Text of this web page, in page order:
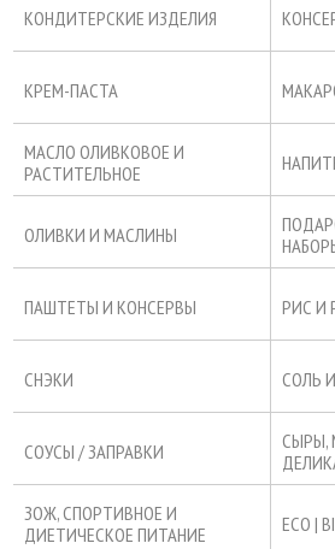
КОНДИТЕРСКИЕ ИЗДЕЛИЯ
КРЕМ-ПАСТА
МАСЛО ОЛИВКОВОЕ И
РАСТИТЕЛЬНОЕ
ОЛИВКИ И МАСЛИНЫ
ПАШТЕТЫ И КОНСЕРВЫ РИС И
СНЭКИ СОЛЬ
СОУСЫ / ЗАПРАВКИ
СЫРЫ,
ЗОЖ, СПОРТИВНОЕ И
ДИЕТИЧЕСКОЕ ПИТАНИЕ
ECO |